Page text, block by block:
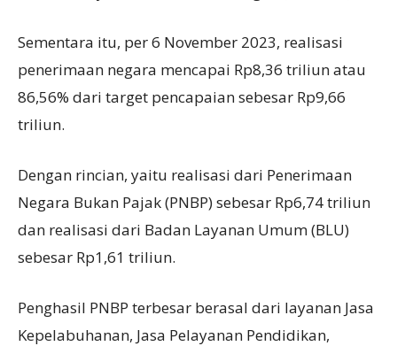
Sementara itu, per 6 November 2023, realisasi
penerimaan negara mencapai Rp8,36 triliun atau
86,56% dari target pencapaian sebesar Rp9,66
triliun.
Dengan rincian, yaitu realisasi dari Penerimaan
Negara Bukan Pajak (PNBP) sebesar Rp6,74 triliun
dan realisasi dari Badan Layanan Umum (BLU)
sebesar Rp1,61 triliun.
Penghasil PNBP terbesar berasal dari layanan Jasa
Kepelabuhanan, Jasa Pelayanan Pendidikan,